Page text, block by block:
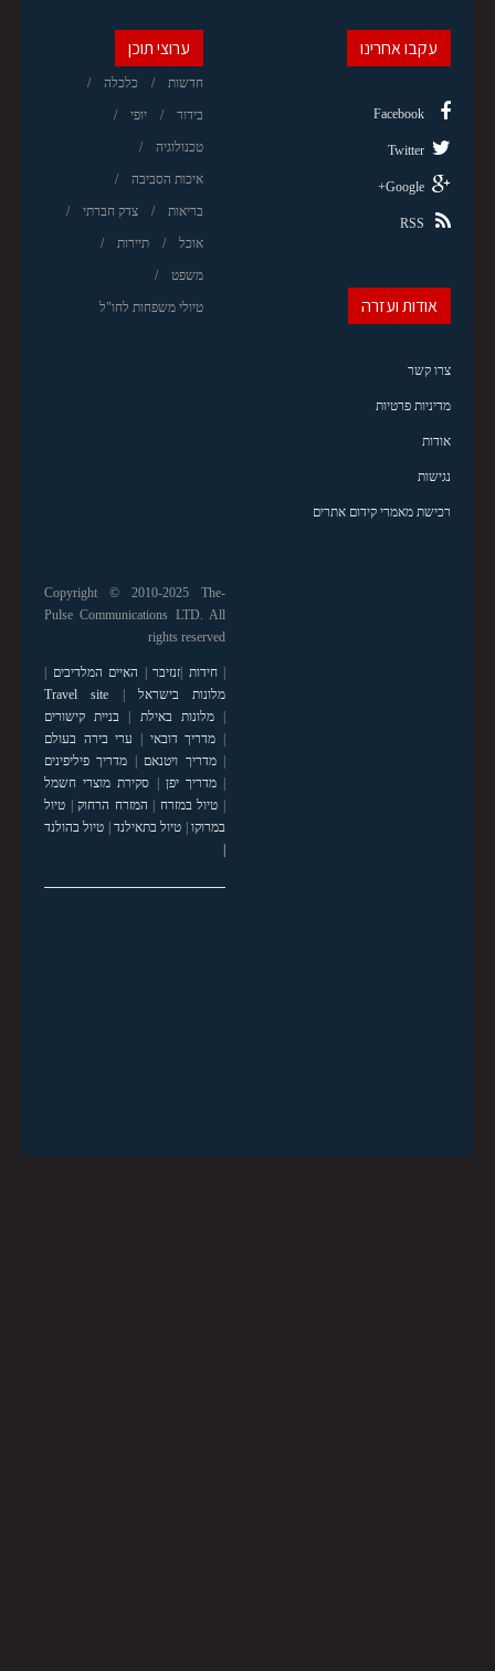
ערוצי תוכן
חדשות כלכלה
בידור יופי
טכנולוגיה
איכות הסביבה
בריאות צדק חברתי
אוכל תיירות
משפט
טיולי משפחות לחו"ל
עקבו אחרינו
Facebook
Twitter
Google+
RSS
אודות ועזרה
צרו קשר
מדיניות פרטיות
אודות
נגישות
רכישת מאמרי קידום אתרים
Copyright © 2010-2025 The-
Pulse Communications LTD. All
rights reserved
|חידות זנזיבר האיים המלדיבים
מלונות בישראל
Travel site
|מלונות באילת
בניית קישורים
מדריך דובאי
ערי בירה בעולם
|מדריך ויטנאם
מדריך פיליפינים
|מדריך יפן
סקירת מוצרי חשמל
טיול במזרח המזרח הרחוק| טיול
במרוקו| טיול בתאילנד| טיול בהולנד